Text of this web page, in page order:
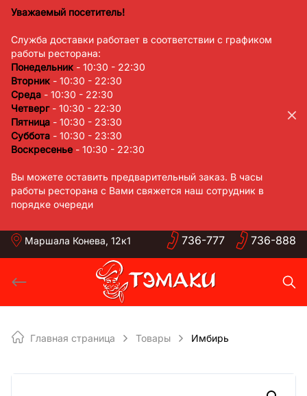
Уважаемый посетитель!
Служба доставки работает в соответствии с графиком
работы ресторана:
Понедельник - 10:30 - 22:30
Вторник - 10:30 - 22:30
Среда - 10:30 - 22:30
Четверг- 10:30 - 22:30
Пятница - 10:30 - 23:30
Суббота - 10:30 - 23:30
Воскресенье - 10:30 - 22:30
Вы можете оставить предварительный заказ. В часы
работы ресторана с Вами свяжется наш сотрудник в
порядке очереди
Skip
content
Маршала Конева, 12к1 736-777 736-888
Главная страница Товары Имбирь